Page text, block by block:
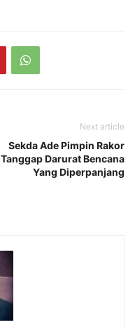
Next article
Sekda Ade Pimpin Rakor
Tanggap Darurat Bencana
Yang Diperpanjang